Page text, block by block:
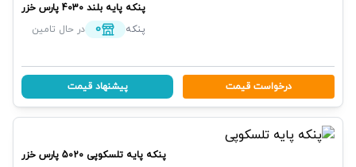
پنکه پایه بلند 4030 پارس خزر
پنکه
0 در حال تامین
درخواست قیمت پیشنهاد قیمت
پنکه پایه تلسکوپی 5020 پارس خزر